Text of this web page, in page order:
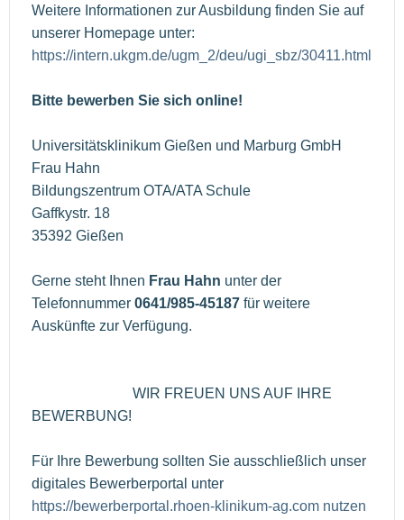
Weitere Informationen zur Ausbildung finden Sie auf
unserer Homepage unter:
https://intern.ukgm.de/ugm_2/deu/ugi_sbz/30411.html
Bitte bewerben Sie sich online!
Universitätsklinikum Gießen und Marburg GmbH
Frau Hahn
Bildungszentrum OTA/ATA Schule
Gaffkystr. 18
35392 Gießen
Gerne steht Ihnen Frau Hahn unter der
Telefonnummer 0641/985-45187 für weitere
Auskünfte zur Verfügung.
WIR FREUEN UNS AUF IHRE
BEWERBUNG!
Für Ihre Bewerbung sollten Sie ausschließlich unser
digitales Bewerberportal unter
https://bewerberportal.rhoen-klinikum-ag.com nutzen